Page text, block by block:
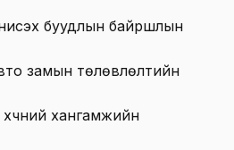
буудлын байршлын
замын төлөвлөлтийн
хангамжийн